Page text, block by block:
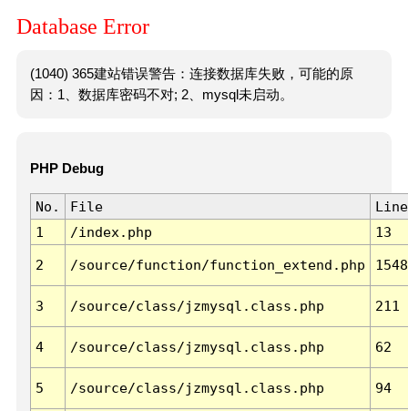
Database Error
(1040) 365建站错误警告：连接数据库失败，可能的原
因：1、数据库密码不对; 2、mysql未启动。
PHP Debug
No. File
Line
1
/index.php 13
2 /source/function/function_extend.php 1548
3 /source/class/jzmysql.class.php 211
4 /source/class/jzmysql.class.php 62
5 /source/class/jzmysql.class.php 94